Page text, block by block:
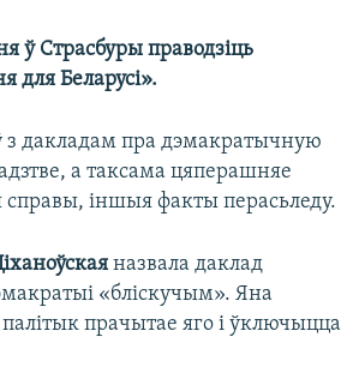
ў Страсбуры праводзіць
для Беларусі».
з дакладам пра дэмакратычную
а таксама цяперашняе
іншыя факты перасьледу.
назвала даклад
«бліскучым». Яна
прачытае яго і ўключыцца